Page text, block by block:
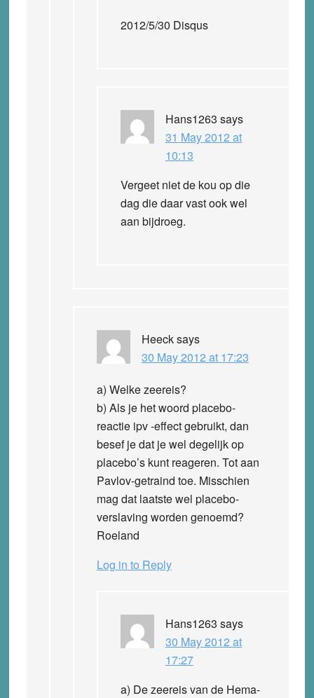
2012/5/30 Disqus
Hans1263 says
31 May 2012 at
10:13
Vergeet niet de kou op die
dag die daar vast ook wel
aan bijdroeg.
Heecksays
30 May 2012 at 17:23
a) Welke zeereis?
b) Als je het woord placebo-
reactie ipv -effect gebruikt, dan
besef je dat je wel degelijk op
placebo’s kunt reageren. Tot aan
Pavlov-getraind toe. Misschien
mag dat laatste wel placebo-
verslaving worden genoemd?
Roeland
Log in to Reply
Hans1263 says
30 May 2012 at
17:27
a) De zeereis van de Hema-